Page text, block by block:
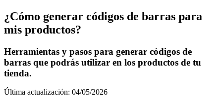
¿Cómo generar códigos de barras para
mis productos?
Herramientas y pasos para generar códigos de
barras que podrás utilizar en los productos de tu
tienda.
Última actualización: 04/05/2026